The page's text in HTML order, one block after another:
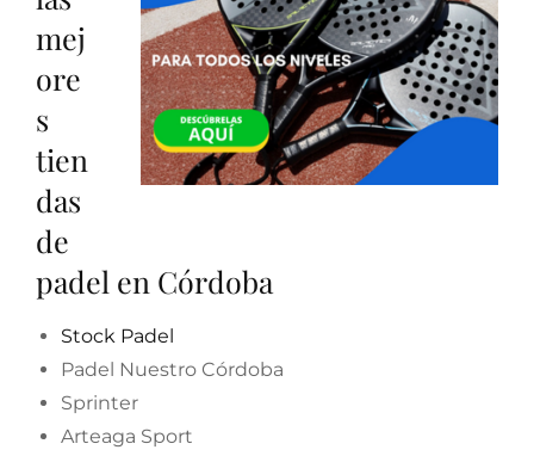
mej
ore
s
tien
das
de
padel en Córdoba
Stock Padel
Padel Nuestro Córdoba
Sprinter
Arteaga Sport